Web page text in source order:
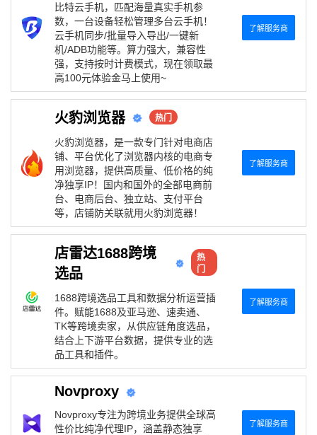
比特云手机，匹配海量真实手机参
数，一台设备轻松管理多台云手机！
云手机同步/批量导入导出/一键新
机/ADB功能等。算力强大，兼容性
强，支持按时计费模式，现在领取最
高100元体验金马上使用~
了解服务商
火豹浏览器 热门
火豹浏览器，是一款专门针对电商店
铺、平台优化了浏览器内核的电商专
用浏览器，提供高质量、低价格的纯
净独享IP！国内和国外的全部电商前
台、电商后台、独立站、支付平台
等，店铺防关联就用火豹浏览器！
了解服务商
店雷达1688跨境
选品
热
门
1688跨境选品工具和数据分析运营插
件。赋能1688及亚马逊、速卖通、
TK等跨境卖家，从供应链角度选品，
结合上下游平台数据，提供专业的选
品工具和插件。
了解服务商
Novproxy
Novproxy专注为跨境业务提供全球高
性价比纯净代理IP，涵盖静态独享
了解服务商